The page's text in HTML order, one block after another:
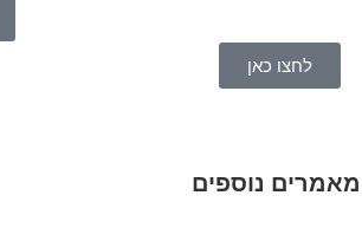
לחצו כאן
מאמרים נוספים